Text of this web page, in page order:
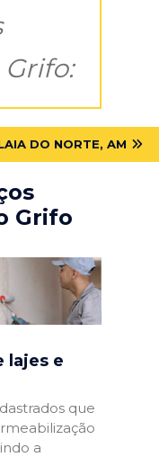
DO NORTE, AM
Grifo
lajes e
que
a